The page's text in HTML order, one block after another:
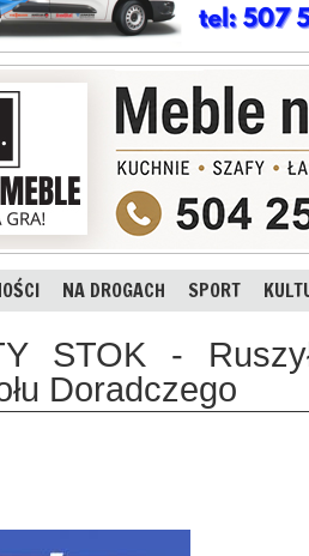
NA DROGACH SPORT
STOK -
Doradczego